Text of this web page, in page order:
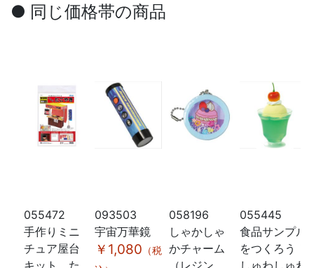
● 同じ価格帯の商品
055472
手作りミニ
チュア屋台
093503
宇宙万華鏡
￥1,080 （税
058196
しゃかしゃ
かチャーム
055445
食品サンプル
をつくろう！